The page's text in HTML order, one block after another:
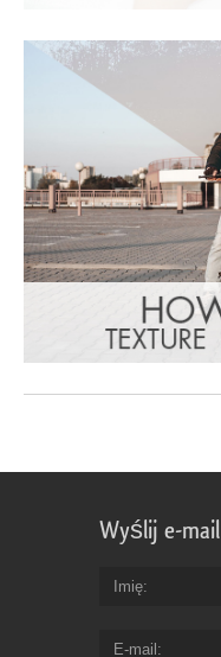
Wyślij e-mail
Imię
E-mail